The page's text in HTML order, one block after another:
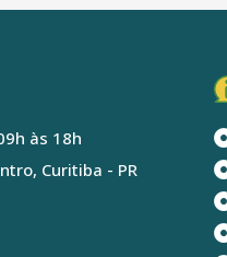
às 18h
Curitiba - PR